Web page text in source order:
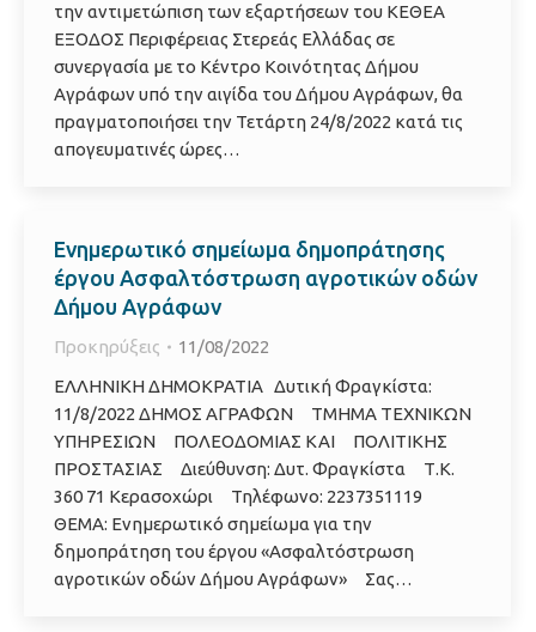
την αντιμετώπιση των εξαρτήσεων του ΚΕΘΕΑ
ΕΞΟΔΟΣ Περιφέρειας Στερεάς Ελλάδας σε
συνεργασία με το Κέντρο Κοινότητας Δήμου
Αγράφων υπό την αιγίδα του Δήμου Αγράφων, θα
πραγματοποιήσει την Τετάρτη 24/8/2022 κατά τις
απογευματινές ώρες…
Ενημερωτικό σημείωμα δημοπράτησης
έργου Ασφαλτόστρωση αγροτικών οδών
Δήμου Αγράφων
Προκηρύξεις
11/08/2022
ΕΛΛΗΝΙΚΗ ΔΗΜΟΚΡΑΤΙΑ Δυτική Φραγκίστα:
11/8/2022 ΔΗΜΟΣ ΑΓΡΑΦΩΝ ΤΜΗΜΑ ΤΕΧΝΙΚΩΝ
ΥΠΗΡΕΣΙΩΝ ΠΟΛΕΟΔΟΜΙΑΣ ΚΑΙ ΠΟΛΙΤΙΚΗΣ
ΠΡΟΣΤΑΣΙΑΣ Διεύθυνση: Δυτ. Φραγκίστα Τ.Κ.
360 71 Κερασοχώρι Τηλέφωνο: 2237351119
ΘΕΜΑ: Ενημερωτικό σημείωμα για την
δημοπράτηση του έργου «Ασφαλτόστρωση
αγροτικών οδών Δήμου Αγράφων» Σας…